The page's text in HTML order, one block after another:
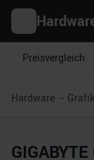
Preisvergleich
Hardware